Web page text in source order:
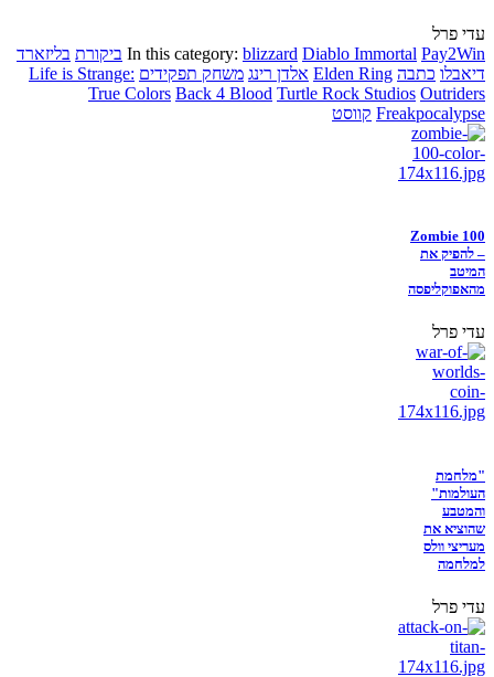
עדי פרל
In this category: blizzard Diablo Immortal Pay2Win ביקורת בליזארד
דיאבלו כתבה Elden Ring אלדן רינג משחק תפקידים Life is Strange:
True Colors Back 4 Blood Turtle Rock Studios Outriders
Freakpocalypse קווסט
Zombie 100
– להפיק את
המיטב
מהאפוקליפסה
עדי פרל
"מלחמת
העולמות"
והמטבע
שהוציא את
מעריצי וולס
למלחמה
עדי פרל